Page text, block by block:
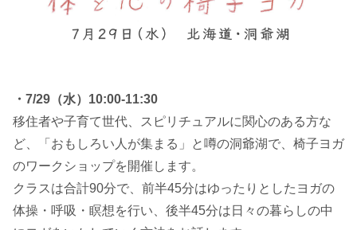
・7/29（水）10:00-11:30
移住者や子育て世代、スピリチュアルに関心のある方な
ど、「おもしろい人が集まる」と噂の洞爺湖で、椅子ヨガ
のワークショップを開催します。
クラスは合計90分で、前半45分はゆったりとしたヨガの
体操・呼吸・瞑想を行い、後半45分は日々の暮らしの中